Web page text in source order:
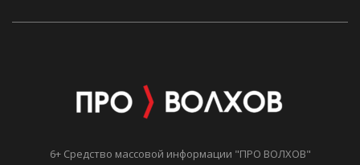
6+ Средство массовой информации "ПРО ВОЛХОВ"